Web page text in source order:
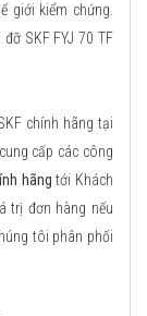
giới kiểm chứng.
SKF FYJ 70 TF
chính hãng tại
cấp các công
hãng tới Khách
trị đơn hàng nếu
tôi phân phối